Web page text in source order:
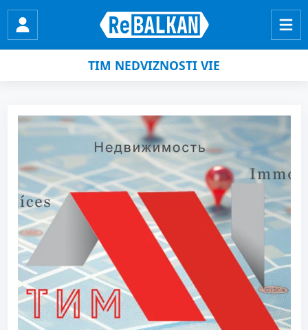
TIM NEDVIZNOSTI VIE